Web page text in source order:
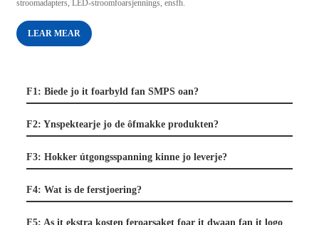
stroomadapters, LED-stroomfoarsjennings, ensfh.
LEAR MEAR
F1: Biede jo it foarbyld fan SMPS oan?
F2: Ynspektearje jo de ôfmakke produkten?
F3: Hokker útgongsspanning kinne jo leverje?
F4: Wat is de ferstjoering?
F5: As it ekstra kosten feroarsaket foar it dwaan fan it logo